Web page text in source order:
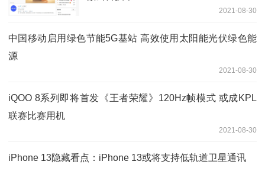
2021-08-30
中国移动启用绿色节能5G基站 高效使用太阳能光伏绿色能
源
2021-08-30
iQOO 8系列即将首发《王者荣耀》120Hz帧模式 或成KPL
联赛比赛用机
2021-08-30
iPhone 13隐藏看点：iPhone 13或将支持低轨道卫星通讯